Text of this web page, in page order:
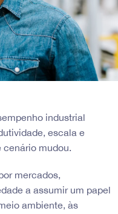
industrial
escala e
mudou.
mercados,
a assumir um papel
ambiente, às